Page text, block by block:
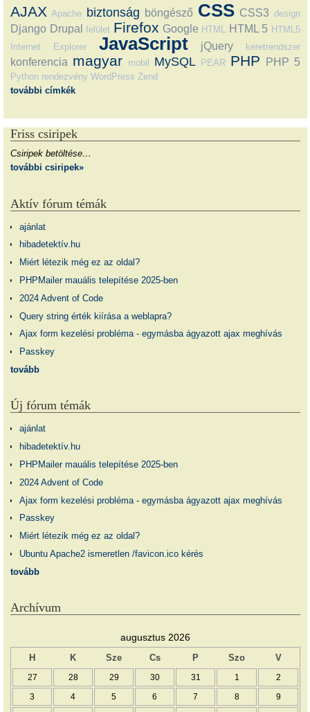
AJAX Apache biztonság böngésző CSS CSS3 design
Django Drupal felület Firefox Google HTML HTML 5 HTML5
Internet Explorer
JavaScript jQuery keretrendszer
konferencia magyar mobil MySQL PEAR PHP PHP 5
Python rendezvény WordPress Zend
további címkék
Friss csiripek
Csiripek betöltése…
további csiripek»
Aktív fórum témák
ajánlat
hibadetektív.hu
Miért létezik még ez az oldal?
PHPMailer mauális telepítése 2025-ben
2024 Advent of Code
Query string érték kiírása a weblapra?
Ajax form kezelési probléma - egymásba ágyazott ajax meghívás
Passkey
tovább
Új fórum témák
ajánlat
hibadetektív.hu
PHPMailer mauális telepítése 2025-ben
2024 Advent of Code
Ajax form kezelési probléma - egymásba ágyazott ajax meghívás
Passkey
Miért létezik még ez az oldal?
Ubuntu Apache2 ismeretlen /favicon.ico kérés
tovább
Archívum
augusztus 2026
H K Sze Cs P Szo V
27 28 29 30 31 1 2
3 4 5 6 7 8 9